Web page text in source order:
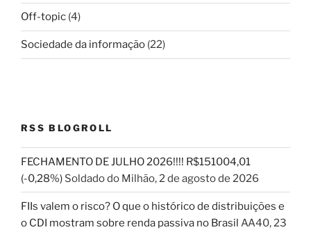
Off-topic (4)
Sociedade da informação (22)
RSS BLOGROLL
FECHAMENTO DE JULHO 2026!!!! R$151004,01
(-0,28%) Soldado do Milhão,2 de agosto de 2026
FIIs valem o risco? O que o histórico de distribuições e
o CDI mostram sobre renda passiva no Brasil AA40,23